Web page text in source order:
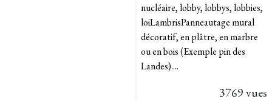
nucléaire, lobby, lobbys, lobbies,
loiLambrisPanneautage mural
décoratif, en plâtre, en marbre
ou en bois (Exemple pin des
Landes)....
3769 vues